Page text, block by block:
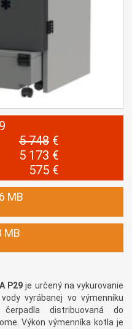
5 748 €
5 173 €
575 €
MB
MB
P29 je určený na vykurovanie
vyrábanej vo výmenníku
distribuovaná do
Výkon výmenníka kotla je